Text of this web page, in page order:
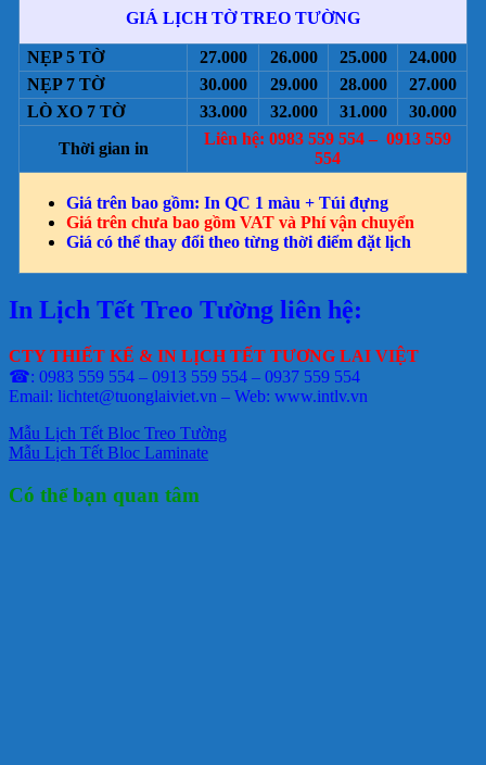
GIÁ LỊCH TỜ TREO TƯỜNG
NẸP 5 TỜ 27.000 26.000 25.000
24.000
NẸP 7 TỜ
30.000 29.000 28.000
27.000
LÒ XO 7 TỜ
33.000 32.000 31.000
30.000
Thời gian in
Liên hệ: 0983 559 554 – 0913 559
554
Giá trên bao gồm: In QC 1 màu + Túi đựng
Giá trên chưa bao gồm VAT và Phí vận chuyển
Giá có thể thay đổi theo từng thời điểm đặt lịch
In Lịch Tết Treo Tường liên hệ:
CTY THIẾT KẾ & IN LỊCH TẾT TƯƠNG LAI VIỆT
☎: 0983 559 554 – 0913 559 554 – 0937 559 554
Email: lichtet@tuonglaiviet.vn – Web: www.intlv.vn
Mẫu Lịch Tết Bloc Treo Tường
Mẫu Lịch Tết Bloc Laminate
Có thể bạn quan tâm